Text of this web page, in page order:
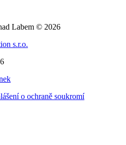
Labem © 2026
s.r.o.
o ochraně soukromí